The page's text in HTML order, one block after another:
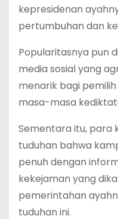
kepresidenan
pertumbuhan dan
Popularitasnya pun
media sosial yang
menarik bagi
masa-masa
Sementara itu, para
tuduhan bahwa
penuh dengan
kekejaman yang
pemerintahan
tuduhan ini.